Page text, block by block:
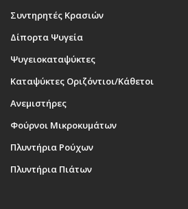
Συντηρητές Κρασιών
Δίπορτα Ψυγεία
Ψυγειοκαταψύκτες
Καταψύκτες Οριζόντιοι/Κάθετοι
Ανεμιστήρες
Φούρνοι Μικροκυμάτων
Πλυντήρια Ρούχων
Πλυντήρια Πιάτων